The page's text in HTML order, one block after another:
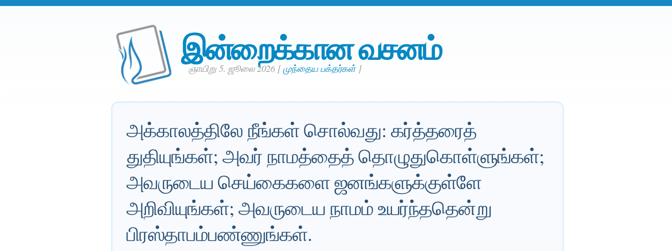
இன்றைக்கான வசனம்
ஞாயிறு 5. ஜூலை 2026 [முந்தைய பக்தர்கள்]
அக்காலத்திலே நீங்கள் சொல்வது: கர்த்தரைத்
துதியுங்கள்; அவர் நாமத்தைத் தொழுதுகொள்ளுங்கள்;
அவருடைய செய்கைகளை ஜனங்களுக்குள்ளே
அறிவியுங்கள்; அவருடைய நாமம் உயர்ந்ததென்று
பிரஸ்தாபம்பண்ணுங்கள்.